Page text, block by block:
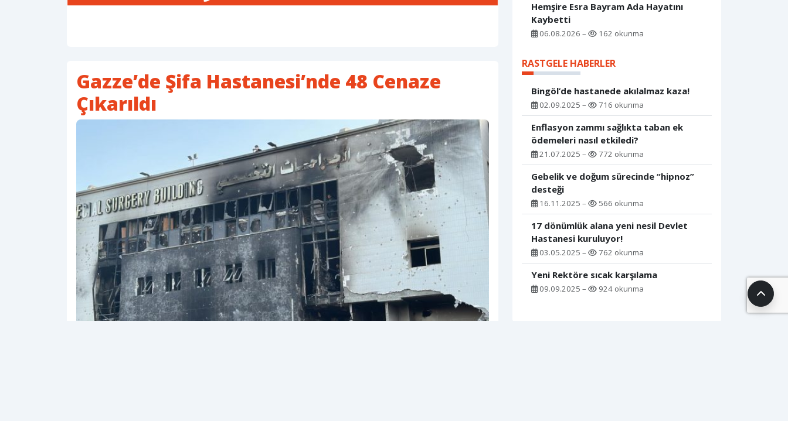
Gazze’de Şifa Hastanesi’nde 48 Cenaze
Çıkarıldı
Hemşire Esra Bayram Ada Hayatını
Kaybetti
06.08.2026 – 162 okunma
RASTGELE HABERLER
Bingöl’de hastanede akılalmaz kaza!
02.09.2025 – 716 okunma
Enflasyon zammı sağlıkta taban ek
ödemeleri nasıl etkiledi?
21.07.2025 – 772 okunma
Gebelik ve doğum sürecinde “hipnoz”
desteği
16.11.2025 – 566 okunma
17 dönümlük alana yeni nesil Devlet
Hastanesi kuruluyor!
03.05.2025 – 762 okunma
Yeni Rektöre sıcak karşılama
09.09.2025 – 924 okunma